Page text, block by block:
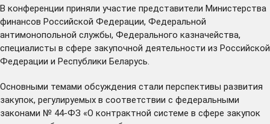
В конференции приняли участие представители Министерства
финансов Российской Федерации, Федеральной
антимонопольной службы, Федерального казначейства,
специалисты в сфере закупочной деятельности из Российской
Федерации и Республики Беларусь.
Основными темами обсуждения стали перспективы развития
закупок, регулируемых в соответствии с федеральными
законами № 44-ФЗ «О контрактной системе в сфере закупок